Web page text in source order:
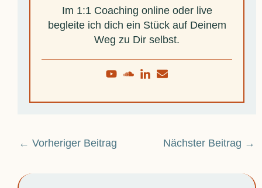
Im 1:1 Coaching online oder live
begleite ich dich ein Stück auf Deinem
Weg zu Dir selbst.
← Vorheriger Beitrag Nächster Beitrag →